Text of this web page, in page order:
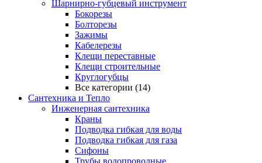
Шарнирно-губцевый инструмент
Бокорезы
Болторезы
Зажимы
Кабелерезы
Клещи переставные
Клещи строительные
Круглогубцы
Все категории (14)
Сантехника и Тепло
Инженерная сантехника
Краны
Подводка гибкая для воды
Подводка гибкая для газа
Сифоны
Трубы водопроводные